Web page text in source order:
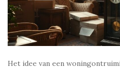
Het idee van een